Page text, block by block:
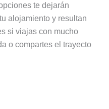
te dejarán
alojamiento y resultan
si viajas con mucho
o compartes el trayecto